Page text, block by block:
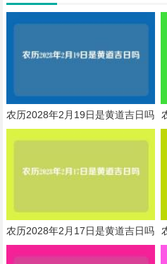
农历2028年2月19日是黄道吉日吗
农历2028年2月17日是黄道吉日吗